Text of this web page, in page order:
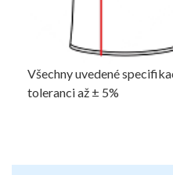
Všechny uvedené
toleranci až ± 5%